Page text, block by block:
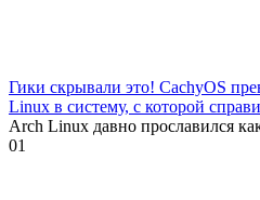
Гики скрывали это! CachyOS
Linux в систему, с которой
Arch Linux давно прославился
01